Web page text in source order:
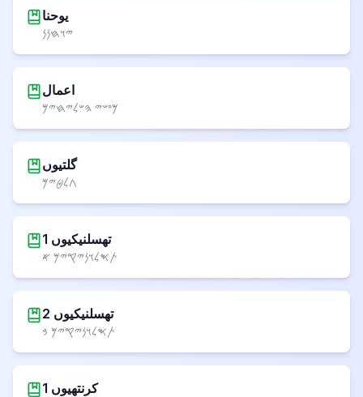
یوحنا
𐤉𐤅𐤇𐤍𐤍
اعمال
𐤌𐤏𐤔𐤉 𐤄𐤔𐤋𐤉𐤇𐤉𐤌
گلتیوں
𐤂𐤋𐤈𐤉𐤌
1 تھسلنیکیوں
𐤕𐤎𐤋𐤅𐤍𐤉𐤒𐤉𐤌 𐤀
2 تھسلنیکیوں
𐤕𐤎𐤋𐤅𐤍𐤉𐤒𐤉𐤌 𐤁
1 کرنتھیوں